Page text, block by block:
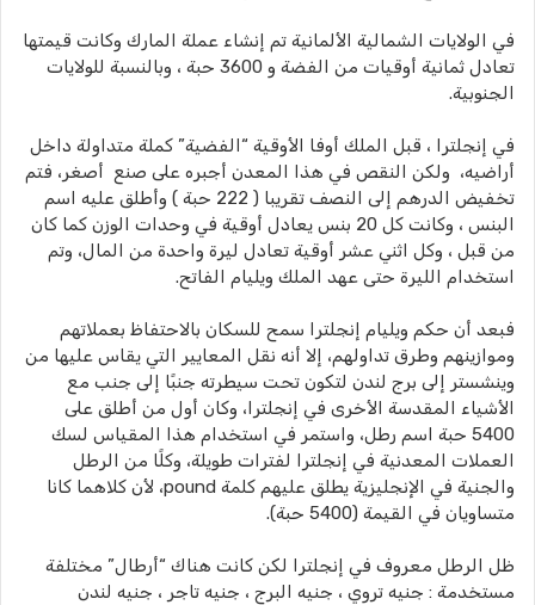
في الولايات الشمالية الألمانية تم إنشاء عملة المارك وكانت قيمتها
تعادل ثمانية أوقيات من الفضة و 3600 حبة ، وبالنسبة للولايات
الجنوبية.
في إنجلترا ، قبل الملك أوفا الأوقية “الفضية” كملة متداولة داخل
أراضيه، ولكن النقص في هذا المعدن أجبره على صنع أصغر، فتم
تخفيض الدرهم إلى النصف تقريبا ( 222 حبة ) وأطلق عليه اسم
البنس ، وكانت كل 20 بنس يعادل أوقية في وحدات الوزن كما كان
من قبل ، وكل اثني عشر أوقية تعادل ليرة واحدة من المال، وتم
استخدام الليرة حتى عهد الملك ويليام الفاتح.
فبعد أن حكم ويليام إنجلترا سمح للسكان بالاحتفاظ بعملاتهم
وموازينهم وطرق تداولهم، إلا أنه نقل المعايير التي يقاس عليها من
وينشستر إلى برج لندن لتكون تحت سيطرته جنبًا إلى جنب مع
الأشياء المقدسة الأخرى في إنجلترا، وكان أول من أطلق على
5400 حبة اسم رطل، واستمر في استخدام هذا المقياس لسك
العملات المعدنية في إنجلترا لفترات طويلة، وكلًا من الرطل
والجنية في الإنجليزية يطلق عليهم كلمة pound، لأن كلاهما كانا
متساويان في القيمة (5400 حبة).
ظل الرطل معروف في إنجلترا لكن كانت هناك “أرطال” مختلفة
مستخدمة : جنيه تروي ، جنيه البرج ، جنيه تاجر ، جنيه لندن